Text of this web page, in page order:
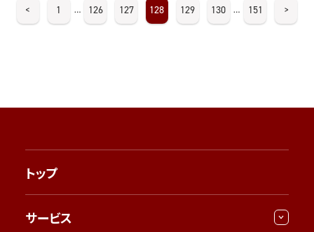
< 1 … 126 127 128 129 130 … 151 >
トップ
サービス